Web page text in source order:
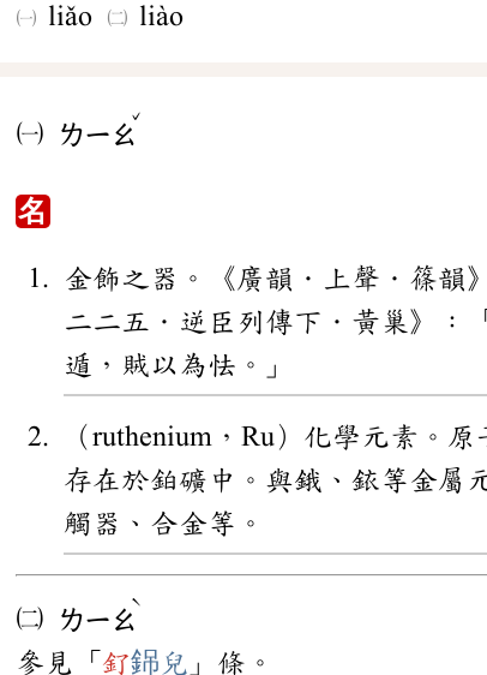
liǎo liào
㈠ ㄌㄧㄠ
ˇ
名
金飾之器。《廣韻．上聲．篠韻
二二五．逆臣列傳下．黃巢》：
遁，賊以為怯。」
（ruthenium，Ru）化學元素。
存在於鉑礦中。與鋨、銥等金屬
觸器、合金等。
㈡ ㄌㄧㄠ
ˋ
參見「 釕銱兒 」條。